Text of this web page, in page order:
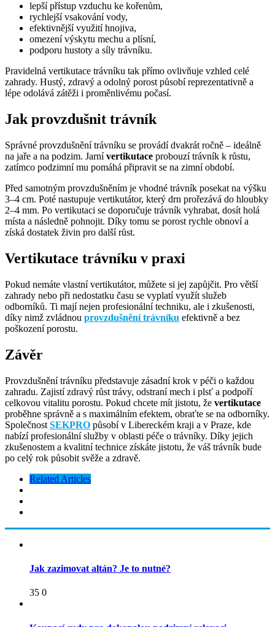
lepší přístup vzduchu ke kořenům,
rychlejší vsakování vody,
efektivnější využití hnojiva,
omezení výskytu mechu a plísní,
podporu hustoty a síly trávníku.
Pravidelná vertikutace trávníku tak přímo ovlivňuje vzhled celé
zahrady. Hustý, zdravý a odolný porost působí reprezentativně a
lépe odolává zátěži i proměnlivému počasí.
Jak provzdušnit trávník
Správné provzdušnění trávníku se provádí dvakrát ročně – ideálně
na jaře a na podzim. Jarnívertikutace probouzí trávník k růstu,
zatímco podzimní mu pomáhá připravit se na zimní období.
Před samotným provzdušněním je vhodné trávník posekat na výšku
3–4 cm. Poté nastupuje vertikutátor, který drn prořezává do hloubky
2–4 mm. Po vertikutaci se doporučuje trávník vyhrabat, dosít holá
místa a následně pohnojit. Díky tomu se porost rychle obnoví a
získá dostatek živin pro další růst.
Vertikutace trávníku v praxi
Pokud nemáte vlastní vertikutátor, můžete si jej zapůjčit. Pro větší
zahrady nebo při nedostatku času se vyplatí využít služeb
odborníků. Ti mají nejen profesionální techniku, ale i zkušenosti,
díky nimž zvládnou provzdušnění trávníku efektivně a bez
poškození porostu.
Závěr
Provzdušnění trávníku představuje zásadní krok v péči o každou
zahradu. Zajistí zdravý růst trávy, odstraní mech i plsť a podpoří
celkovou vitalitu porostu. Pokud chcete mít jistotu, že vertikutace
proběhne správně a s maximálním efektem, obraťte se na odborníky.
Společnost SEKPRO působí v Libereckém kraji a v Praze, kde
nabízí profesionální služby v oblasti péče o trávníky. Díky jejich
zkušenostem a kvalitní technice získáte jistotu, že váš trávník bude
po celý rok působit svěže a zdravě.
Related Articles
Jak zazimovat altán? Je to nutné?
35 0